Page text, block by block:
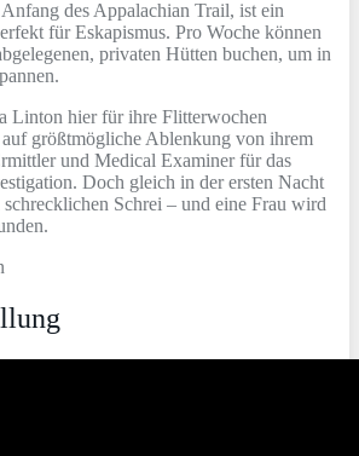
des Appalachian Trail, ist ein
für Eskapismus. Pro Woche können
privaten Hütten buchen, um in
Linton hier für ihre Flitterwochen
größtmögliche Ablenkung von ihrem
und Medical Examiner für das
Doch gleich in der ersten Nacht
Schrei – und eine Frau wird